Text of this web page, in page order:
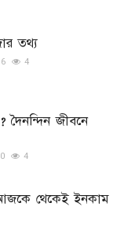
তথ্য
6 4
জীবনে
0 4
থেকেই ইনকাম